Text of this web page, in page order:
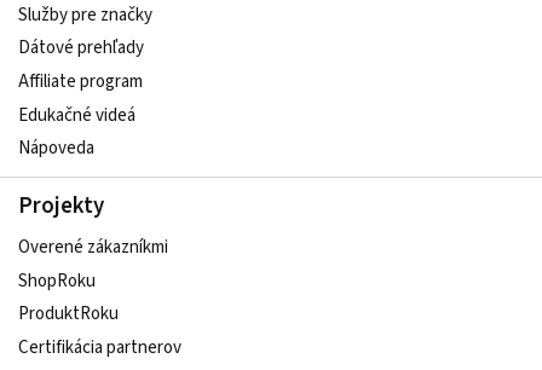
Služby pre značky
Dátové prehľady
Affiliate program
Edukačné videá
Nápoveda
Projekty
Overené zákazníkmi
ShopRoku
ProduktRoku
Certifikácia partnerov